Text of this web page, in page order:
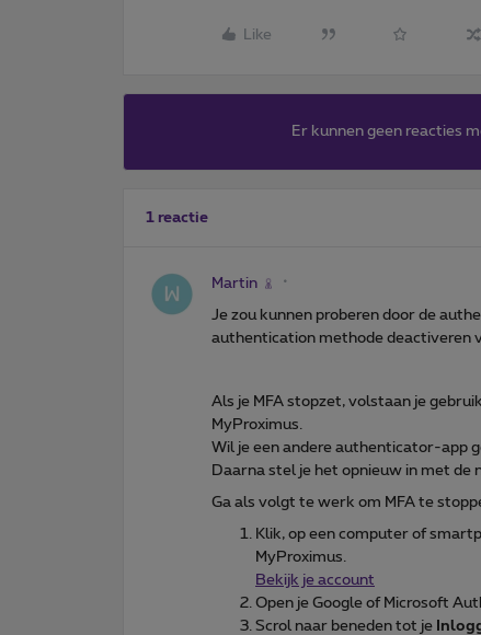
Like
Er kunnen geen reacties
1 reactie
Martin
Je zou kunnen proberen door de
authentication methode deactiveren
Als je MFA stopzet, volstaan je
MyProximus.
Wil je een andere authenticator-app
Daarna stel je het opnieuw in met de
Ga als volgt te werk om MFA te
Klik, op een computer of
MyProximus.
Bekijk je account
Open je Google of Microsoft
Scrol naar beneden tot je